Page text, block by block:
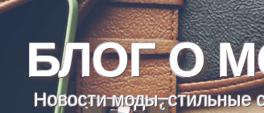
БЛОГ О
Новости моды, стильные